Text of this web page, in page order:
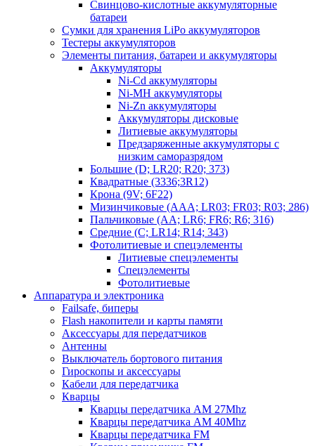
Свинцово-кислотные аккумуляторные
батареи
Сумки для хранения LiPo аккумуляторов
Тестеры аккумуляторов
Элементы питания, батареи и аккумуляторы
Аккумуляторы
Ni-Cd аккумуляторы
Ni-MH аккумуляторы
Ni-Zn аккумуляторы
Аккумуляторы дисковые
Литиевые аккумуляторы
Предзаряженные аккумуляторы с
низким саморазрядом
Большие (D; LR20; R20; 373)
Квадратные (3336;3R12)
Крона (9V; 6F22)
Мизинчиковые (AAA; LR03; FR03; R03; 286)
Пальчиковые (AA; LR6; FR6; R6; 316)
Средние (C; LR14; R14; 343)
Фотолитиевые и спецэлементы
Литиевые спецэлементы
Спецэлементы
Фотолитиевые
Аппаратура и электроника
Failsafe, биперы
Flash накопители и карты памяти
Аксессуары для передатчиков
Антенны
Выключатель бортового питания
Гироскопы и аксессуары
Кабели для передатчика
Кварцы
Кварцы передатчика AM 27Mhz
Кварцы передатчика AM 40Mhz
Кварцы передатчика FM